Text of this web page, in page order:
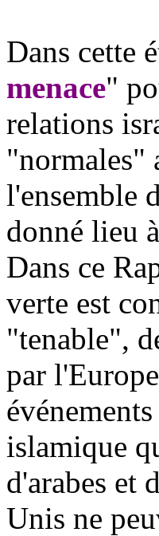
Dans cette
menace"
relations
"normales"
l'ensemble
donné lieu
Dans ce
verte est
"tenable",
par
islamique
d'arabes et
Unis ne